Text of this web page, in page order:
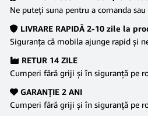
Ne puteţi suna pentru a comanda
LIVRARE RAPIDĂ 2-10 zile la
Siguranţa că mobila ajunge rapid şi
RETUR 14 ZILE
Cumperi fără griji şi în siguranţă pe
GARANŢIE 2 ANI
Cumperi fără griji şi în siguranţă pe